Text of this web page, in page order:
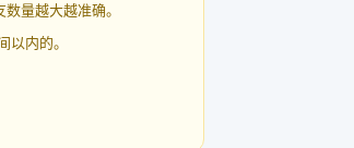
量越大越准确。
内的。